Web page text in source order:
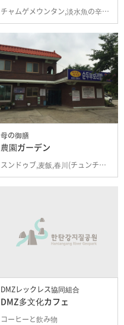
チャムゲメウンタン,淡水魚の辛味スープ
母の御膳
農園ガーデン
スンドゥブ,麦飯,春川(チュンチョン),マクグクス
DMZレックレス協同組合
DMZ多文化カフェ
コーヒーと飲み物